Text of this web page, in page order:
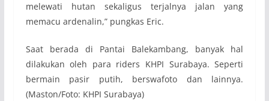
melewati hutan sekaligus terjalnya jalan yang
memacu ardenalin,” pungkas Eric.
Saat berada di Pantai Balekambang, banyak hal
dilakukan oleh para riders KHPI Surabaya. Seperti
bermain pasir putih, berswafoto dan lainnya.
(Maston/Foto: KHPI Surabaya)